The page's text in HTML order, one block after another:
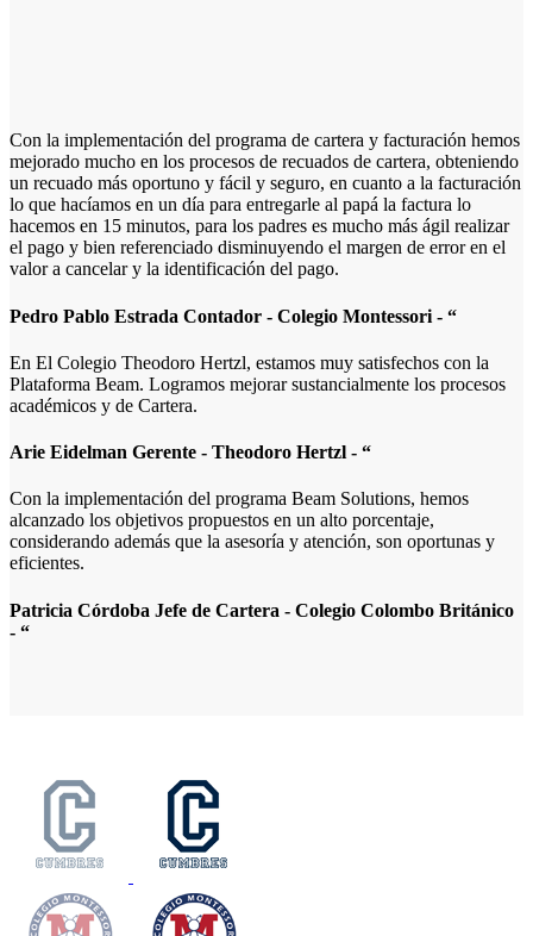
Con la implementación del programa de cartera y facturación hemos
mejorado mucho en los procesos de recuados de cartera, obteniendo
un recuado más oportuno y fácil y seguro, en cuanto a la facturación
lo que hacíamos en un día para entregarle al papá la factura lo
hacemos en 15 minutos, para los padres es mucho más ágil realizar
el pago y bien referenciado disminuyendo el margen de error en el
valor a cancelar y la identificación del pago.
Pedro Pablo Estrada Contador - Colegio Montessori - “
En El Colegio Theodoro Hertzl, estamos muy satisfechos con la
Plataforma Beam. Logramos mejorar sustancialmente los procesos
académicos y de Cartera.
Arie Eidelman Gerente - Theodoro Hertzl - “
Con la implementación del programa Beam Solutions, hemos
alcanzado los objetivos propuestos en un alto porcentaje,
considerando además que la asesoría y atención, son oportunas y
eficientes.
Patricia Córdoba Jefe de Cartera - Colegio Colombo Británico
- “